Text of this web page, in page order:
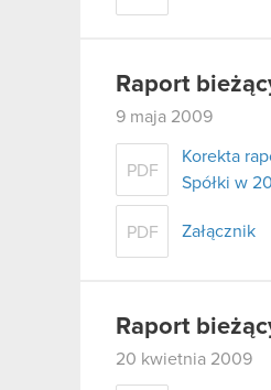
Raport
9 maja 2009
PDF
Korekta
Spółki w
PDF Załącznik
Raport
20 kwietnia 2009